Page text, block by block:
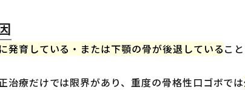
発育している・または下顎の骨が後退しているこ
治療だけでは限界があり、重度の骨格性口ゴボでは